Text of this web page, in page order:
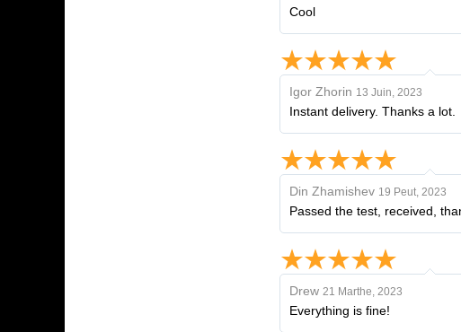
Cool
Igor Zhorin 13 Juin, 2023
Instant delivery. Thanks a lot.
Din Zhamishev 19 Peut, 2023
Passed the test, received,
Drew 21 Marthe, 2023
Everything is fine!